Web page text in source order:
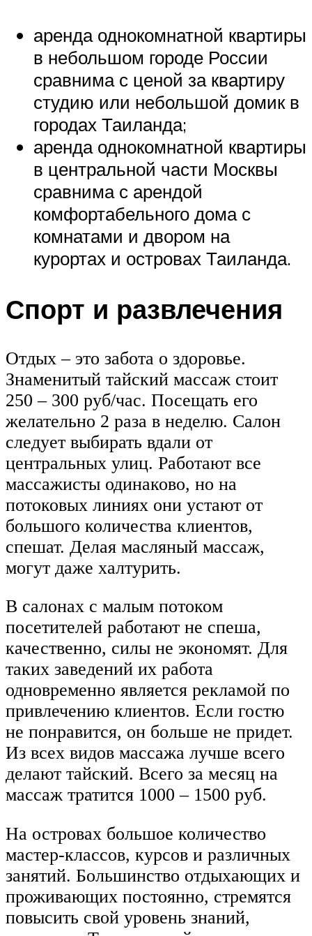
аренда однокомнатной квартиры
в небольшом городе России
сравнима с ценой за квартиру
студию или небольшой домик в
городах Таиланда;
аренда однокомнатной квартиры
в центральной части Москвы
сравнима с арендой
комфортабельного дома с
комнатами и двором на
курортах и островах Таиланда.
Спорт и развлечения
Отдых – это забота о здоровье.
Знаменитый тайский массаж стоит
250 – 300 руб/час. Посещать его
желательно 2 раза в неделю. Салон
следует выбирать вдали от
центральных улиц. Работают все
массажисты одинаково, но на
потоковых линиях они устают от
большого количества клиентов,
спешат. Делая масляный массаж,
могут даже халтурить.
В салонах с малым потоком
посетителей работают не спеша,
качественно, силы не экономят. Для
таких заведений их работа
одновременно является рекламой по
привлечению клиентов. Если гостю
не понравится, он больше не придет.
Из всех видов массажа лучше всего
делают тайский. Всего за месяц на
массаж тратится 1000 – 1500 руб.
На островах большое количество
мастер-классов, курсов и различных
занятий. Большинство отдыхающих и
проживающих постоянно, стремятся
повысить свой уровень знаний,